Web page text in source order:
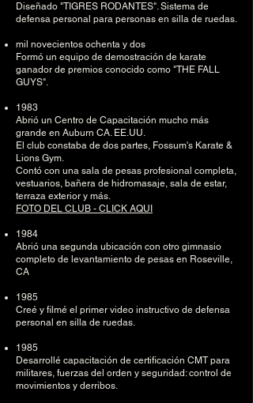
Diseñado "TIGRES RODANTES". Sistema de
defensa personal para personas en silla de ruedas.
mil novecientos ochenta y dos
Formó un equipo de demostración de karate
ganador de premios conocido como "THE FALL
GUYS".
1983
Abrió un Centro de Capacitación mucho más
grande en Auburn CA. EE.UU.
El club constaba de dos partes, Fossum's Karate &
Lions Gym.
Contó con una sala de pesas profesional completa,
vestuarios, bañera de hidromasaje, sala de estar,
terraza exterior y más.
FOTO DEL CLUB - CLICK AQUI
1984
Abrió una segunda ubicación con otro gimnasio
completo de levantamiento de pesas en Roseville,
CA
1985
Creé y filmé el primer video instructivo de defensa
personal en silla de ruedas.
1985
Desarrollé capacitación de certificación CMT para
militares, fuerzas del orden y seguridad: control de
movimientos y derribos.